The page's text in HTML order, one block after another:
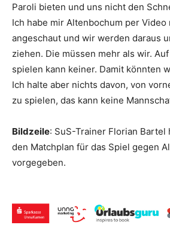
Paroli bieten und uns nicht den
Ich habe mir Altenbochum per Video
angeschaut und wir werden daraus
ziehen. Die müssen mehr als wir.
spielen kann keiner. Damit könnten
Ich halte aber nichts davon, von
zu spielen, das kann keine
Bildzeile: SuS-Trainer Florian Bartel
den Matchplan für das Spiel gegen
vorgegeben.